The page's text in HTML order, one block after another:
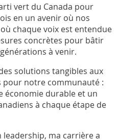
vert du Canada pour
en un avenir où nos
chaque voix est entendue
concrètes pour bâtir
à venir.
solutions tangibles aux
pour notre communauté :
économie durable et un
à chaque étape de
leadership, ma carrière a